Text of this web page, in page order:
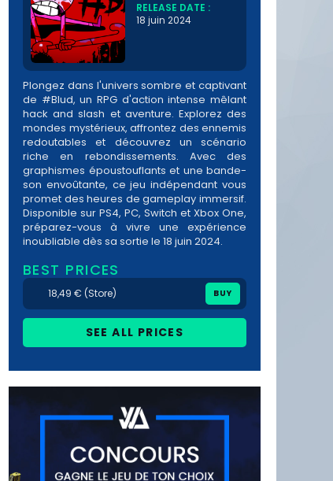
RELEASE DATE :
18 juin 2024
Plongez dans l'univers sombre et captivant
de #Blud, un RPG d'action intense mêlant
hack and slash et aventure. Explorez des
mondes mystérieux, affrontez des ennemis
redoutables et découvrez un scénario
riche en rebondissements. Avec des
graphismes époustouflants et une bande-
son envoûtante, ce jeu indépendant vous
promet des heures de gameplay immersif.
Disponible sur PS4, PC, Switch et Xbox One,
préparez-vous à vivre une expérience
inoubliable dès sa sortie le 18 juin 2024.
BEST PRICES
18,49 € (Store) BUY
SEE ALL PRICES